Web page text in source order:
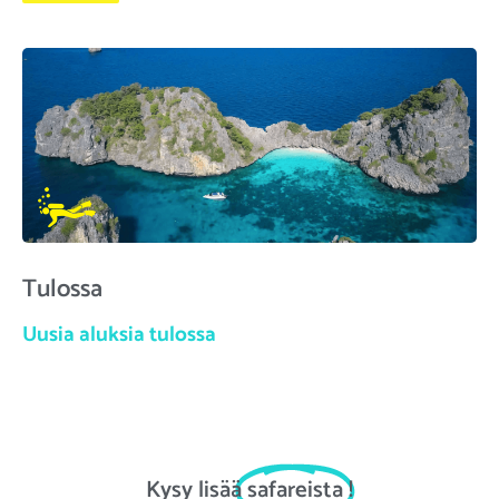
Tulossa
Uusia aluksia tulossa
Kysy lisääsafareista!